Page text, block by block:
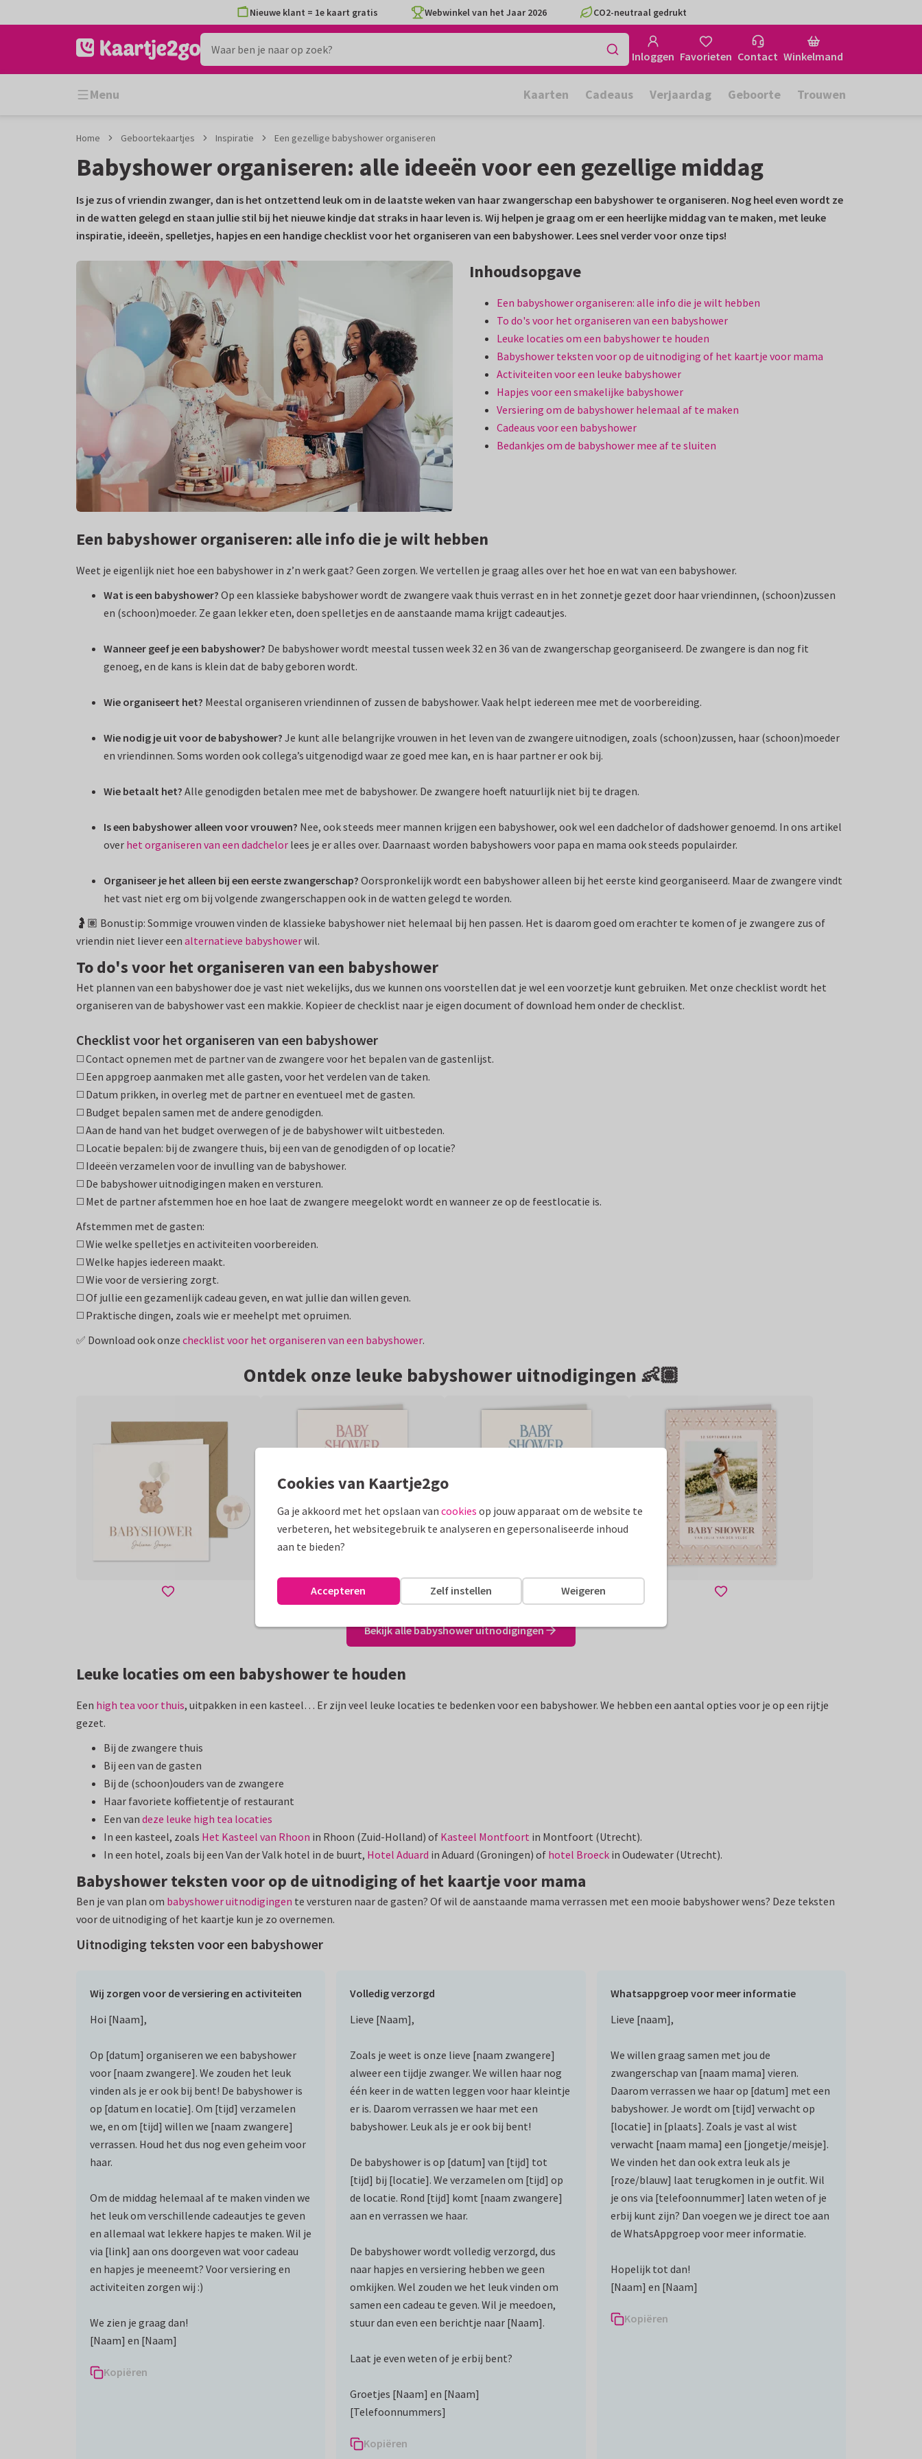
naar
naar
Nieuwe klant = 1e kaart gratis Webwinkel van het Jaar 2026 CO2-neutraal gedrukt
Inloggen Favorieten Contact Winkelmand
Menu Kaarten Cadeaus Verjaardag Geboorte Trouwen
Home Geboortekaartjes Inspiratie Een gezellige babyshower organiseren
Babyshower organiseren: alle ideeën voor een gezellige middag
Is je zus of vriendin zwanger, dan is het ontzettend leuk om in de laatste weken van haar zwangerschap een babyshower te organiseren. Nog heel even wordt ze
in de watten gelegd en staan jullie stil bij het nieuwe kindje dat straks in haar leven is. Wij helpen je graag om er een heerlijke middag van te maken, met leuke
inspiratie, ideeën, spelletjes, hapjes en een handige checklist voor het organiseren van een babyshower. Lees snel verder voor onze tips!
Inhoudsopgave
Een babyshower organiseren: alle info die je wilt hebben
To do's voor het organiseren van een babyshower
Leuke locaties om een babyshower te houden
Babyshower teksten voor op de uitnodiging of het kaartje voor mama
Activiteiten voor een leuke babyshower
Hapjes voor een smakelijke babyshower
Versiering om de babyshower helemaal af te maken
Cadeaus voor een babyshower
Bedankjes om de babyshower mee af te sluiten
Een babyshower organiseren: alle info die je wilt hebben
Weet je eigenlijk niet hoe een babyshower in z’n werk gaat? Geen zorgen. We vertellen je graag alles over het hoe en wat van een babyshower.
Wat is een babyshower? Op een klassieke babyshower wordt de zwangere vaak thuis verrast en in het zonnetje gezet door haar vriendinnen, (schoon)zussen
en (schoon)moeder. Ze gaan lekker eten, doen spelletjes en de aanstaande mama krijgt cadeautjes.
Wanneer geef je een babyshower? De babyshower wordt meestal tussen week 32 en 36 van de zwangerschap georganiseerd. De zwangere is dan nog fit
genoeg, en de kans is klein dat de baby geboren wordt.
Wie organiseert het? Meestal organiseren vriendinnen of zussen de babyshower. Vaak helpt iedereen mee met de voorbereiding.
Wie nodig je uit voor de babyshower? Je kunt alle belangrijke vrouwen in het leven van de zwangere uitnodigen, zoals (schoon)zussen, haar (schoon)moeder
en vriendinnen. Soms worden ook collega’s uitgenodigd waar ze goed mee kan, en is haar partner er ook bij.
Wie betaalt het? Alle genodigden betalen mee met de babyshower. De zwangere hoeft natuurlijk niet bij te dragen.
Is een babyshower alleen voor vrouwen? Nee, ook steeds meer mannen krijgen een babyshower, ook wel een dadchelor of dadshower genoemd. In ons artikel
over het organiseren van een dadchelor lees je er alles over. Daarnaast worden babyshowers voor papa en mama ook steeds populairder.
Organiseer je het alleen bij een eerste zwangerschap? Oorspronkelijk wordt een babyshower alleen bij het eerste kind georganiseerd. Maar de zwangere vindt
het vast niet erg om bij volgende zwangerschappen ook in de watten gelegd te worden.
🤰🏽 Bonustip: Sommige vrouwen vinden de klassieke babyshower niet helemaal bij hen passen. Het is daarom goed om erachter te komen of je zwangere zus of
vriendin niet liever een alternatieve babyshowerwil.
To do's voor het organiseren van een babyshower
Het plannen van een babyshower doe je vast niet wekelijks, dus we kunnen ons voorstellen dat je wel een voorzetje kunt gebruiken. Met onze checklist wordt het
organiseren van de babyshower vast een makkie. Kopieer de checklist naar je eigen document of download hem onder de checklist.
Checklist voor het organiseren van een babyshower
◻️ Contact opnemen met de partner van de zwangere voor het bepalen van de gastenlijst.
◻️ Een appgroep aanmaken met alle gasten, voor het verdelen van de taken.
◻️ Datum prikken, in overleg met de partner en eventueel met de gasten.
◻️ Budget bepalen samen met de andere genodigden.
◻️ Aan de hand van het budget overwegen of je de babyshower wilt uitbesteden.
◻️ Locatie bepalen: bij de zwangere thuis, bij een van de genodigden of op locatie?
◻️ Ideeën verzamelen voor de invulling van de babyshower.
◻️ De babyshower uitnodigingen maken en versturen.
◻️ Met de partner afstemmen hoe en hoe laat de zwangere meegelokt wordt en wanneer ze op de feestlocatie is.
Afstemmen met de gasten:
◻️ Wie welke spelletjes en activiteiten voorbereiden.
◻️ Welke hapjes iedereen maakt.
◻️ Wie voor de versiering zorgt.
◻️ Of jullie een gezamenlijk cadeau geven, en wat jullie dan willen geven.
◻️ Praktische dingen, zoals wie er meehelpt met opruimen.
✅ Download ook onze checklist voor het organiseren van een babyshower.
Ontdek onze leuke babyshower uitnodigingen 👶🏽
Bekijk alle babyshower uitnodigingen
Leuke locaties om een babyshower te houden
Een high tea voor thuis, uitpakken in een kasteel… Er zijn veel leuke locaties te bedenken voor een babyshower. We hebben een aantal opties voor je op een rijtje
gezet.
Bij de zwangere thuis
Bij een van de gasten
Bij de (schoon)ouders van de zwangere
Haar favoriete koffietentje of restaurant
Een van deze leuke high tea locaties
In een kasteel, zoals Het Kasteel van Rhoon in Rhoon (Zuid-Holland) of Kasteel Montfoort in Montfoort (Utrecht).
In een hotel, zoals bij een Van der Valk hotel in de buurt, Hotel Aduard in Aduard (Groningen) of hotel Broeck in Oudewater (Utrecht).
Babyshower teksten voor op de uitnodiging of het kaartje voor mama
Ben je van plan om babyshower uitnodigingen te versturen naar de gasten? Of wil de aanstaande mama verrassen met een mooie babyshower wens? Deze teksten
voor de uitnodiging of het kaartje kun je zo overnemen.
Uitnodiging teksten voor een babyshower
Wij zorgen voor de versiering en activiteiten
Hoi [Naam],
Op [datum] organiseren we een babyshower
voor [naam zwangere]. We zouden het leuk
vinden als je er ook bij bent! De babyshower is
op [datum en locatie]. Om [tijd] verzamelen
we, en om [tijd] willen we [naam zwangere]
verrassen. Houd het dus nog even geheim voor
haar.
Om de middag helemaal af te maken vinden we
het leuk om verschillende cadeautjes te geven
en allemaal wat lekkere hapjes te maken. Wil je
via [link] aan ons doorgeven wat voor cadeau
en hapjes je meeneemt? Voor versiering en
activiteiten zorgen wij :)
We zien je graag dan!
[Naam] en [Naam]
Kopiëren
Volledig verzorgd
Lieve [Naam],
Zoals je weet is onze lieve [naam zwangere]
alweer een tijdje zwanger. We willen haar nog
één keer in de watten leggen voor haar kleintje
er is. Daarom verrassen we haar met een
babyshower. Leuk als je er ook bij bent!
De babyshower is op [datum] van [tijd] tot
[tijd] bij [locatie]. We verzamelen om [tijd] op
de locatie. Rond [tijd] komt [naam zwangere]
aan en verrassen we haar.
De babyshower wordt volledig verzorgd, dus
naar hapjes en versiering hebben we geen
omkijken. Wel zouden we het leuk vinden om
samen een cadeau te geven. Wil je meedoen,
stuur dan even een berichtje naar [Naam].
Laat je even weten of je erbij bent?
Groetjes [Naam] en [Naam]
[Telefoonnummers]
Kopiëren
Whatsappgroep voor meer informatie
Lieve [naam],
We willen graag samen met jou de
zwangerschap van [naam mama] vieren.
Daarom verrassen we haar op [datum] met een
babyshower. Je wordt om [tijd] verwacht op
[locatie] in [plaats]. Zoals je vast al wist
verwacht [naam mama] een [jongetje/meisje].
We vinden het dan ook extra leuk als je
[roze/blauw] laat terugkomen in je outfit. Wil
je ons via [telefoonnummer] laten weten of je
erbij kunt zijn? Dan voegen we je direct toe aan
de WhatsAppgroep voor meer informatie.
Hopelijk tot dan!
[Naam] en [Naam]
Kopiëren
Cookies van Kaartje2go
Ga je akkoord met het opslaan van cookies op jouw apparaat om de website te
verbeteren, het websitegebruik te analyseren en gepersonaliseerde inhoud
aan te bieden?
Weigeren
Zelf instellen
Accepteren